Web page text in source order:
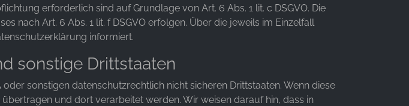
erforderlich sind auf Grundlage von Art. 6 Abs. 1 lit. c DSGVO. Die
nach Art. 6 Abs. 1 lit. f DSGVO erfolgen. Über die jeweils im Einzelfall
informiert.
sonstige Drittstaaten
sonstigen datenschutzrechtlich nicht sicheren Drittstaaten. Wenn diese
und dort verarbeitet werden. Wir weisen darauf hin, dass in